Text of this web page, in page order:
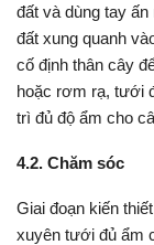
đất và dùng tay
đất xung quanh
cố định thân cây
hoặc rơm rạ, tưới
trì đủ độ ẩm cho
4.2. Chăm sóc
Giai đoạn kiến
xuyên tưới đủ ẩm